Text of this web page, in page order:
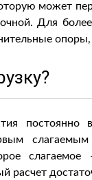
может
Для
постоянно
слагаемое
расчет